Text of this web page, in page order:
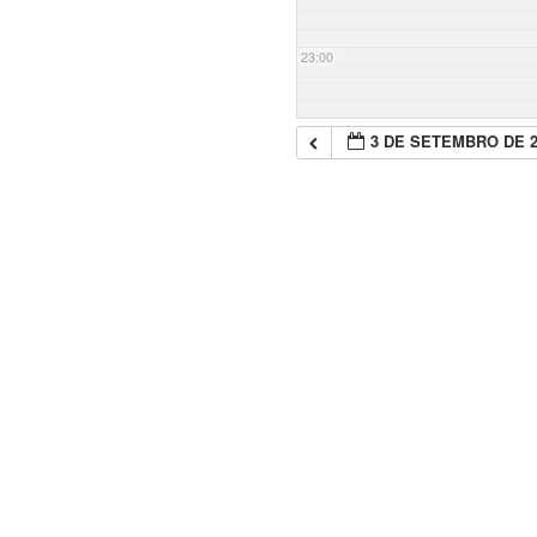
23:00
3 DE SETEMBRO DE